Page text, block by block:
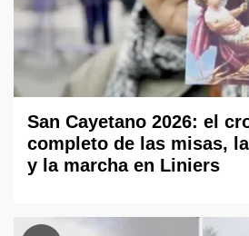
San Cayetano 2026: el
completo de las misas,
y la marcha en Liniers